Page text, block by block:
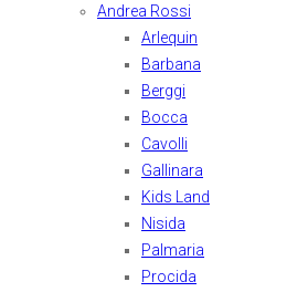
Andrea Rossi
Arlequin
Barbana
Berggi
Bocca
Cavolli
Gallinara
Kids Land
Nisida
Palmaria
Procida